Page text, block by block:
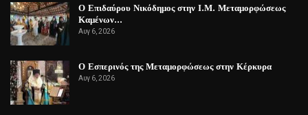
Ο Επιδαύρου Νικόδημος στην Ι.Μ. Μεταμορφώσεως
Καμένων…
Αυγ 6, 2026
Ο Εσπερινός της Μεταμορφώσεως στην Κέρκυρα
Αυγ 6, 2026